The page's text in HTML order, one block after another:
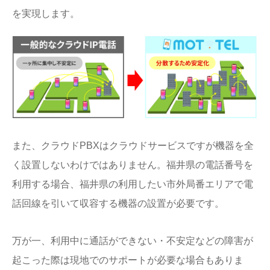
を実現します。
また、クラウドPBXはクラウドサービスですが機器を全
く設置しないわけではありません。福井県の電話番号を
利用する場合、福井県の利用したい市外局番エリアで電
話回線を引いて収容する機器の設置が必要です。
万が一、利用中に通話ができない・不安定などの障害が
起こった際は現地でのサポートが必要な場合もありま